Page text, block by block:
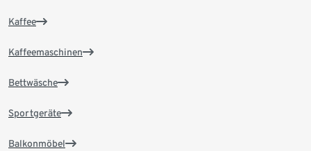
Kaffee
Kaffeemaschinen
Bettwäsche
Sportgeräte
Balkonmöbel